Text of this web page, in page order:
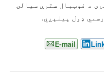
د فوټبال سترې سیالۍ
ډول پيلېږي.
E-mail